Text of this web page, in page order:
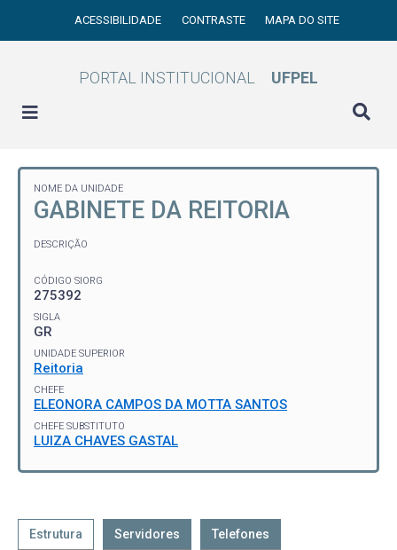
ACESSIBILIDADE CONTRASTE MAPA DO SITE
PORTAL INSTITUCIONAL UFPEL
NOME DA UNIDADE
GABINETE DA REITORIA
DESCRIÇÃO
CÓDIGO SIORG
275392
SIGLA
GR
UNIDADE SUPERIOR
Reitoria
CHEFE
ELEONORA CAMPOS DA MOTTA SANTOS
CHEFE SUBSTITUTO
LUIZA CHAVES GASTAL
Estrutura Servidores Telefones